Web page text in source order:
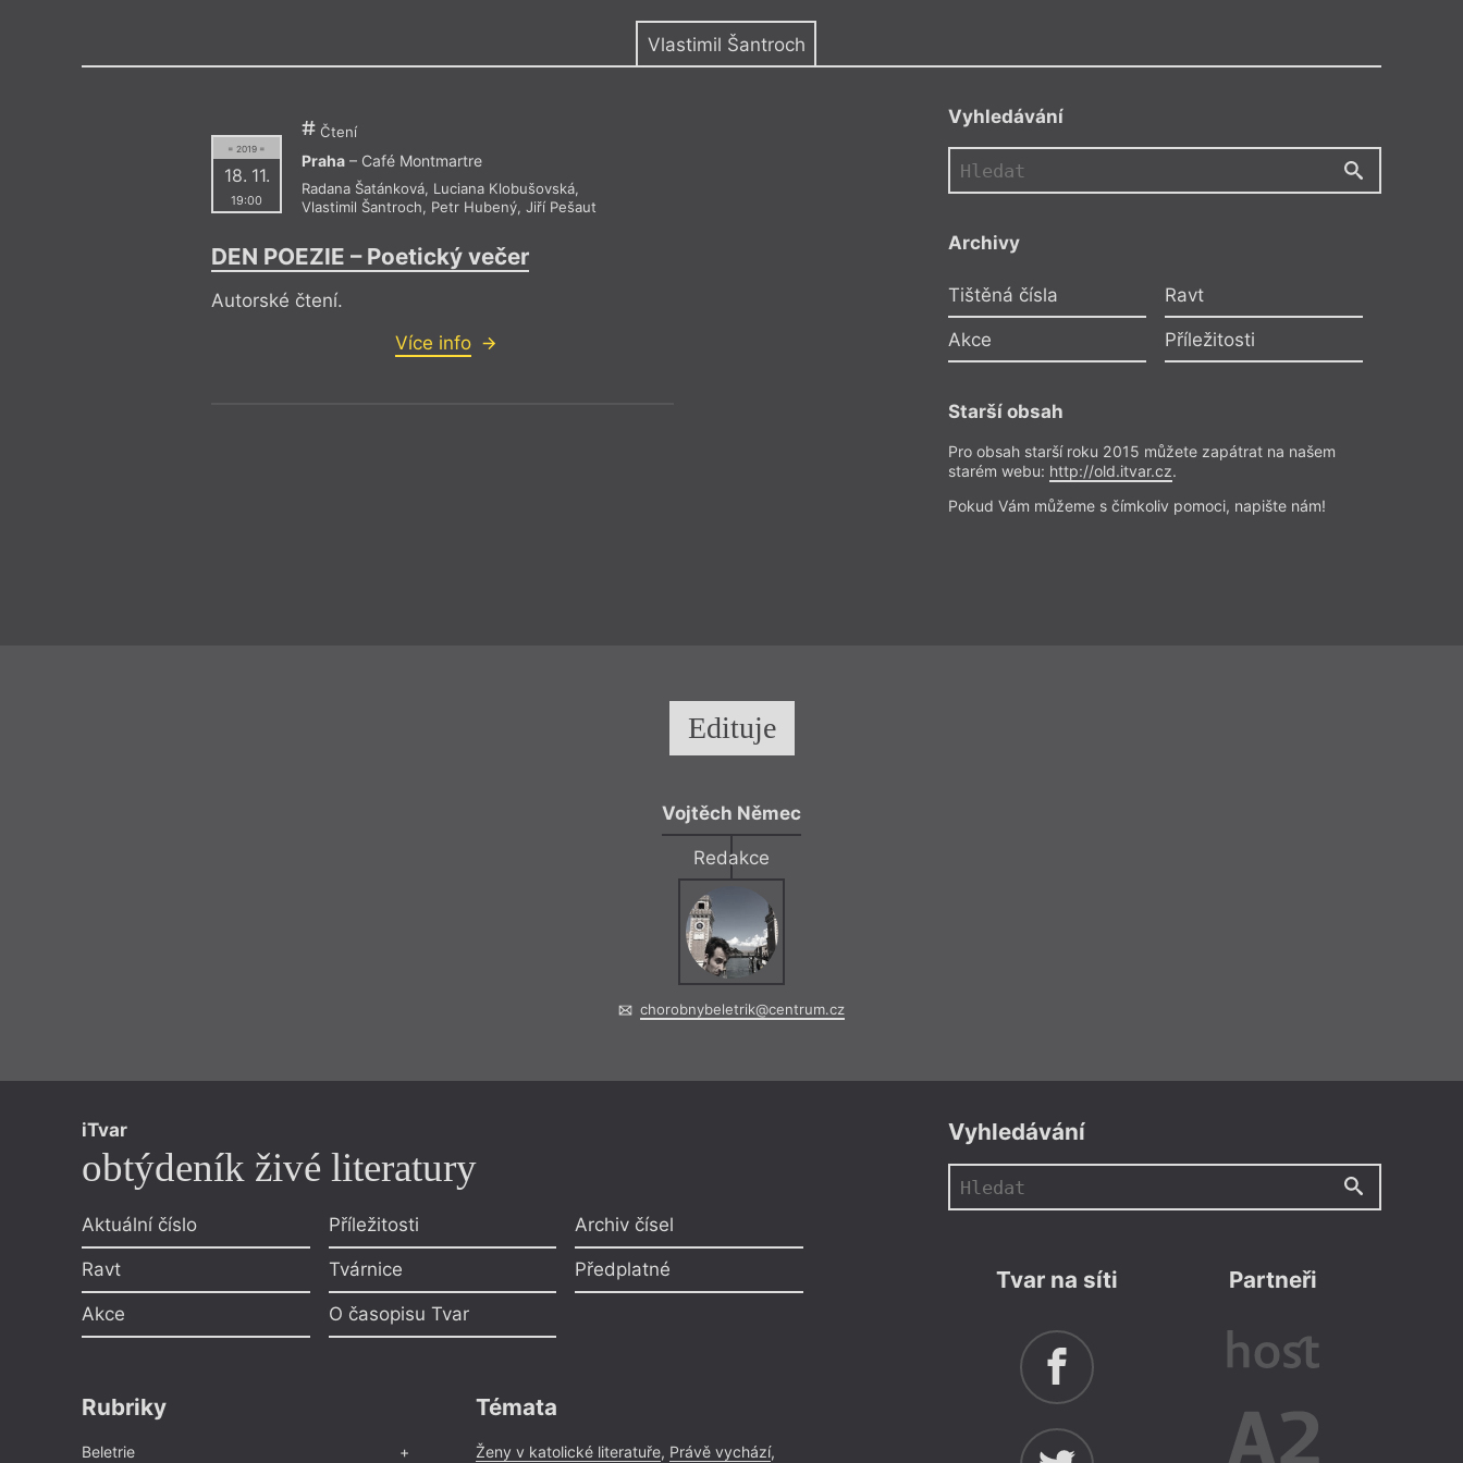
Vlastimil Šantroch
= 2019 =
18. 11.
19:00
Čtení
Praha– Café Montmartre
Radana Šatánková, Luciana Klobušovská,
Vlastimil Šantroch, Petr Hubený, Jiří Pešaut
DEN POEZIE – Poetický večer
Autorské čtení.
Více info
Vyhledávání
Archivy
Tištěná čísla Ravt
Akce Příležitosti
Starší obsah
Pro obsah starší roku 2015 můžete zapátrat na našem
starém webu: http://old.itvar.cz.
Pokud Vám můžeme s čímkoliv pomoci, napište nám!
Edituje
Vojtěch Němec
Redakce
chorobnybeletrik@centrum.cz
iTvar
obtýdeník živé literatury
Aktuální číslo
Ravt
Akce
Příležitosti
Tvárnice
O časopisu Tvar
Archiv čísel
Předplatné
Rubriky
Beletrie
Témata
Ženy v katolické literatuře, Právě vychází,
Vyhledávání
Tvar na síti Partneři